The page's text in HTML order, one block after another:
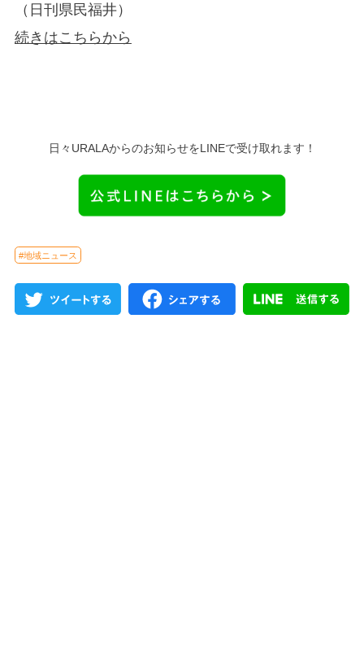
（日刊県民福井）
続きはこちらから
日々URALAからのお知らせをLINEで受け取れます！
#地域ニュース